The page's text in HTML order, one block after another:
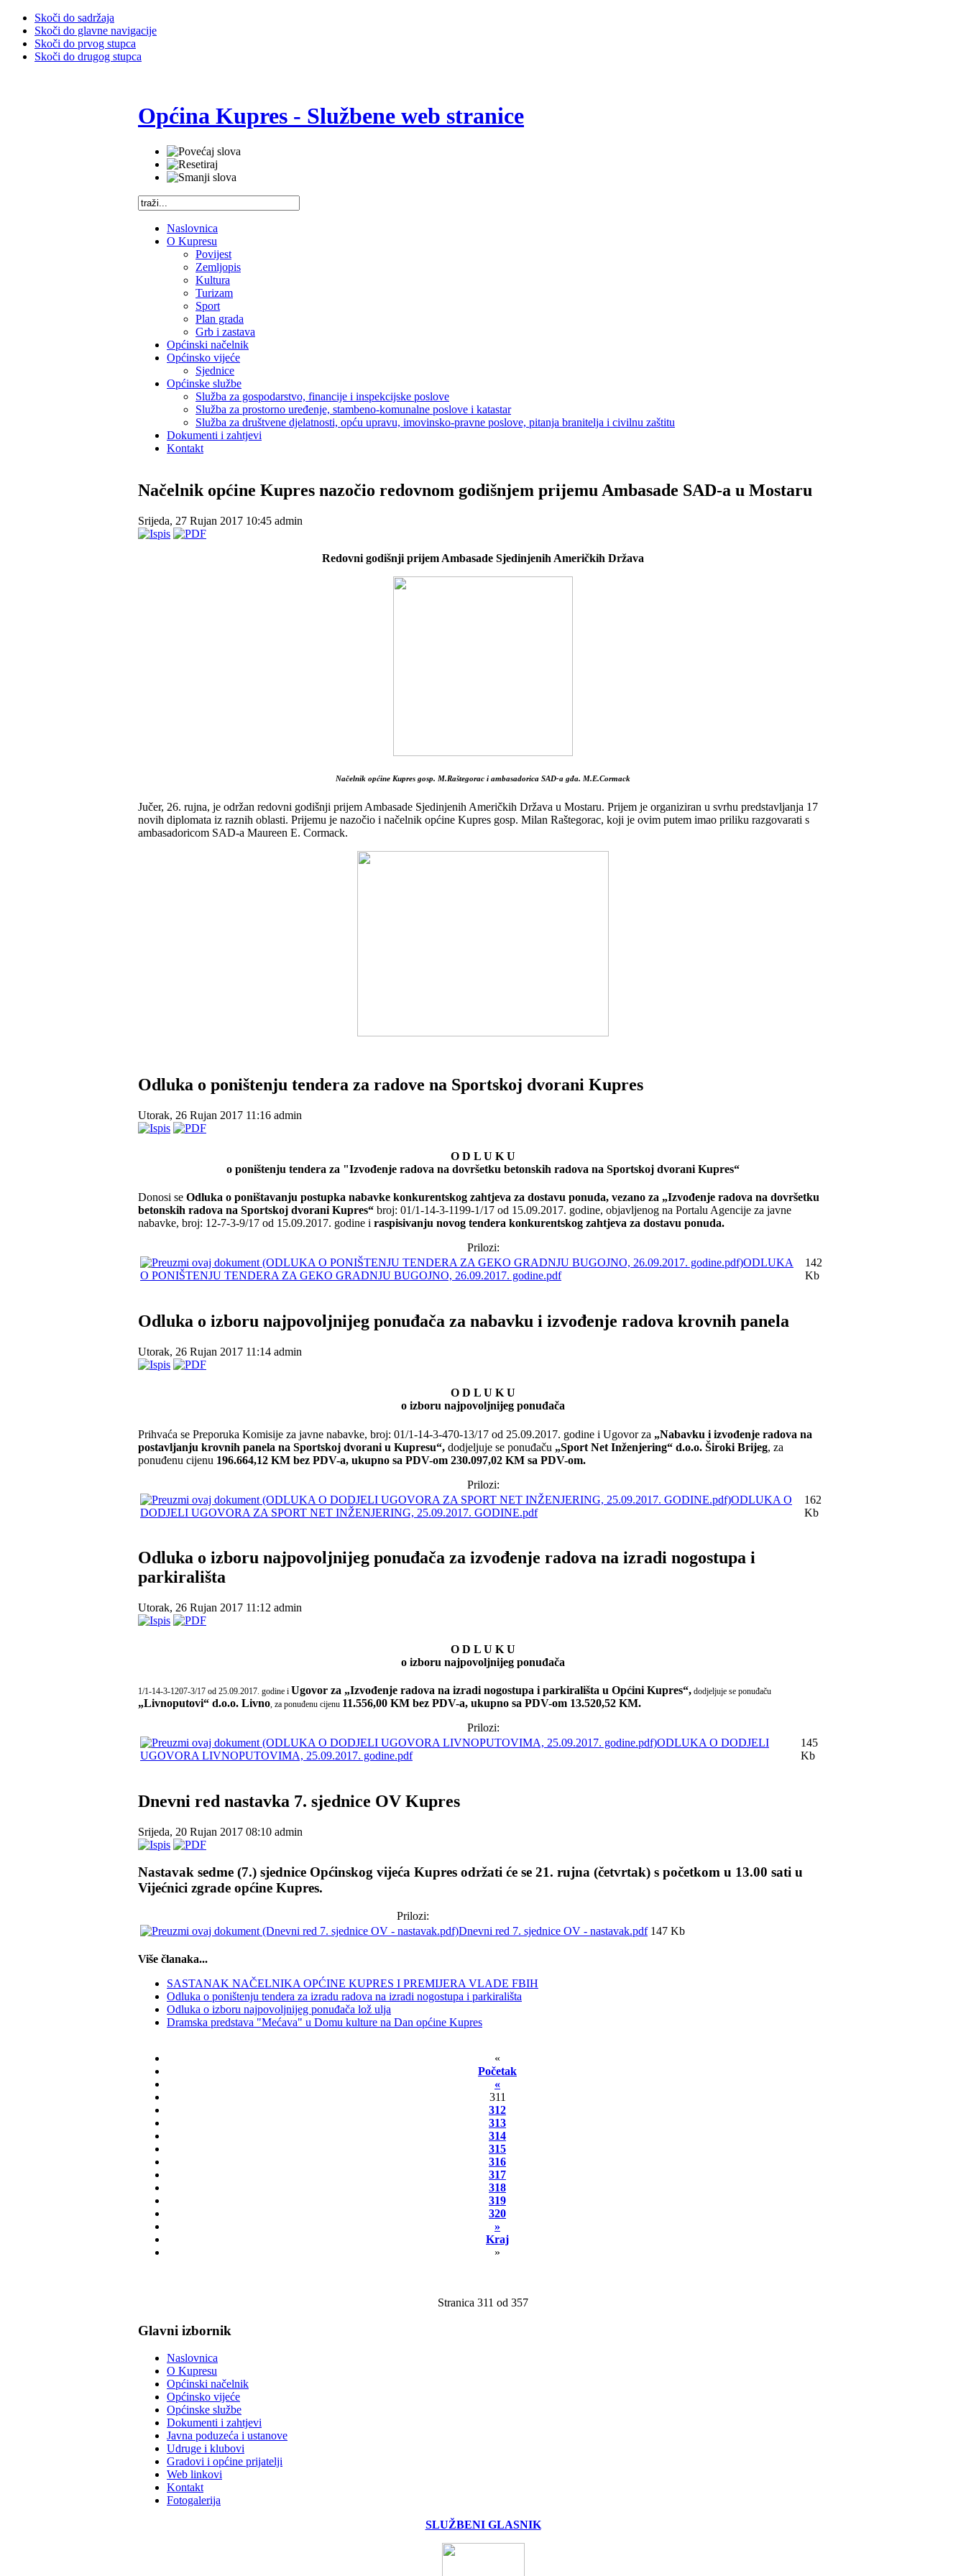
Skoči do sadržaja
Skoči do glavne navigacije
Skoči do prvog stupca
Skoči do drugog stupca
Općina Kupres - Službene web stranice
Naslovnica
O Kupresu
Povijest
Zemljopis
Kultura
Turizam
Sport
Plan grada
Grb i zastava
Općinski načelnik
Općinsko vijeće
Sjednice
Općinske službe
Služba za gospodarstvo, financije i inspekcijske poslove
Služba za prostorno uređenje, stambeno-komunalne poslove i katastar
Služba za društvene djelatnosti, opću upravu, imovinsko-pravne poslove, pitanja branitelja i civilnu zaštitu
Dokumenti i zahtjevi
Kontakt
Načelnik općine Kupres nazočio redovnom godišnjem prijemu Ambasade SAD-a u Mostaru
Srijeda, 27 Rujan 2017 10:45 admin
Redovni godišnji prijem Ambasade Sjedinjenih Američkih Država
Načelnik općine Kupres gosp. M.Raštegorac i ambasadorica SAD-a gđa. M.E.Cormack
Jučer, 26. rujna, je održan redovni godišnji prijem Ambasade Sjedinjenih Američkih Država u Mostaru. Prijem je organiziran u svrhu predstavljanja 17
novih diplomata iz raznih oblasti. Prijemu je nazočio i načelnik općine Kupres gosp. Milan Raštegorac, koji je ovim putem imao priliku razgovarati s
ambasadoricom SAD-a Maureen E. Cormack.
Odluka o poništenju tendera za radove na Sportskoj dvorani Kupres
Utorak, 26 Rujan 2017 11:16 admin
O D L U K U
o poništenju tendera za "Izvođenje radova na dovršetku betonskih radova na Sportskoj dvorani Kupres“
Donosi se Odluka o poništavanju postupka nabavke konkurentskog zahtjeva za dostavu ponuda, vezano za „Izvođenje radova na dovršetku
betonskih radova na Sportskoj dvorani Kupres“ broj: 01/1-14-3-1199-1/17 od 15.09.2017. godine, objavljenog na Portalu Agencije za javne
nabavke, broj: 12-7-3-9/17 od 15.09.2017. godine i raspisivanju novog tendera konkurentskog zahtjeva za dostavu ponuda.
Prilozi:
ODLUKA
O PONIŠTENJU TENDERA ZA GEKO GRADNJU BUGOJNO, 26.09.2017. godine.pdf
142
Kb
Odluka o izboru najpovoljnijeg ponuđača za nabavku i izvođenje radova krovnih panela
Utorak, 26 Rujan 2017 11:14 admin
O D L U K U
o izboru najpovoljnijeg ponuđača
Prihvaća se Preporuka Komisije za javne nabavke, broj: 01/1-14-3-470-13/17 od 25.09.2017. godine i Ugovor za „Nabavku i izvođenje radova na
postavljanju krovnih panela na Sportskoj dvorani u Kupresu“, dodjeljuje se ponuđaču „Sport Net Inženjering“ d.o.o. Široki Brijeg, za
ponuđenu cijenu 196.664,12 KM bez PDV-a, ukupno sa PDV-om 230.097,02 KM sa PDV-om.
Prilozi:
ODLUKA O
DODJELI UGOVORA ZA SPORT NET INŽENJERING, 25.09.2017. GODINE.pdf
162
Kb
Odluka o izboru najpovoljnijeg ponuđača za izvođenje radova na izradi nogostupa i
parkirališta
Utorak, 26 Rujan 2017 11:12 admin
O D L U K U
o izboru najpovoljnijeg ponuđača
1/1-14-3-1207-3/17 od 25.09.2017. godine i Ugovor za „Izvođenje radova na izradi nogostupa i parkirališta u Općini Kupres“, dodjeljuje se ponuđaču
„Livnoputovi“ d.o.o. Livno, za ponuđenu cijenu 11.556,00 KM bez PDV-a, ukupno sa PDV-om 13.520,52 KM.
Prilozi:
ODLUKA O DODJELI
UGOVORA LIVNOPUTOVIMA, 25.09.2017. godine.pdf
145
Kb
Dnevni red nastavka 7. sjednice OV Kupres
Srijeda, 20 Rujan 2017 08:10 admin
Nastavak sedme (7.) sjednice Općinskog vijeća Kupres održati će se 21. rujna (četvrtak) s početkom u 13.00 sati u
Vijećnici zgrade općine Kupres.
Prilozi:
Dnevni red 7. sjednice OV - nastavak.pdf 147 Kb
Više članaka...
SASTANAK NAČELNIKA OPĆINE KUPRES I PREMIJERA VLADE FBIH
Odluka o poništenju tendera za izradu radova na izradi nogostupa i parkirališta
Odluka o izboru najpovoljnijeg ponuđača lož ulja
Dramska predstava "Mećava" u Domu kulture na Dan općine Kupres
«
Početak
«
311
312
313
314
315
316
317
318
319
320
»
Kraj
»
Stranica 311 od 357
Glavni izbornik
Naslovnica
O Kupresu
Općinski načelnik
Općinsko vijeće
Općinske službe
Dokumenti i zahtjevi
Javna poduzeća i ustanove
Udruge i klubovi
Gradovi i općine prijatelji
Web linkovi
Kontakt
Fotogalerija
SLUŽBENI GLASNIK